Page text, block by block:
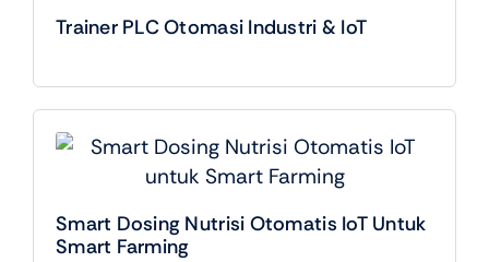
Trainer PLC Otomasi Industri & IoT
Smart Dosing Nutrisi Otomatis IoT Untuk
Smart Farming